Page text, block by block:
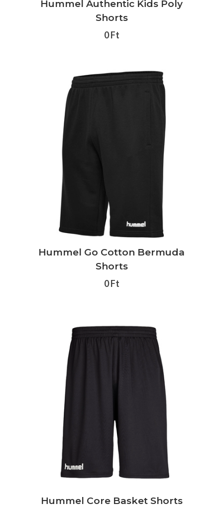
Hummel Authentic Kids Poly
Shorts
0 Ft
Hummel Go Cotton Bermuda
Shorts
0 Ft
Hummel Core Basket Shorts